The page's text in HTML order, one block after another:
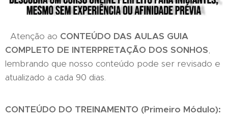
Atenção ao CONTEÚDO DAS AULAS GUIA
COMPLETO DE INTERPRETAÇÃO DOS SONHOS,
lembrando que nosso conteúdo pode ser revisado e
atualizado a cada 90 dias.
CONTEÚDO DO TREINAMENTO (Primeiro Módulo):